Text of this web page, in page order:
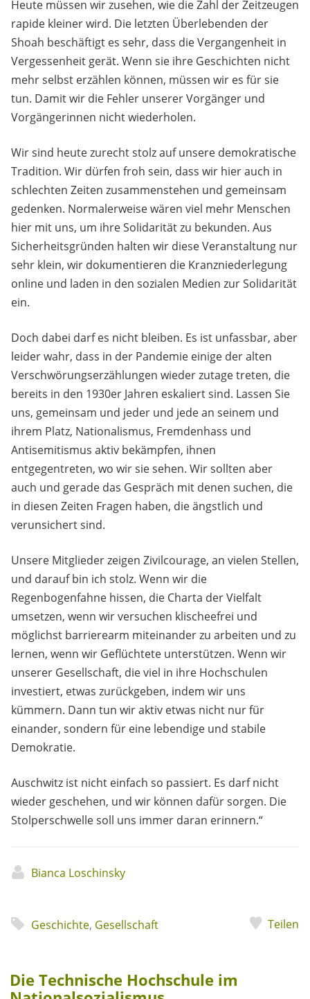
Heute müssen wir zusehen, wie die Zahl der Zeitzeugen
rapide kleiner wird. Die letzten Überlebenden der
Shoah beschäftigt es sehr, dass die Vergangenheit in
Vergessenheit gerät. Wenn sie ihre Geschichten nicht
mehr selbst erzählen können, müssen wir es für sie
tun. Damit wir die Fehler unserer Vorgänger und
Vorgängerinnen nicht wiederholen.
Wir sind heute zurecht stolz auf unsere demokratische
Tradition. Wir dürfen froh sein, dass wir hier auch in
schlechten Zeiten zusammenstehen und gemeinsam
gedenken. Normalerweise wären viel mehr Menschen
hier mit uns, um ihre Solidarität zu bekunden. Aus
Sicherheitsgründen halten wir diese Veranstaltung nur
sehr klein, wir dokumentieren die Kranzniederlegung
online und laden in den sozialen Medien zur Solidarität
ein.
Doch dabei darf es nicht bleiben. Es ist unfassbar, aber
leider wahr, dass in der Pandemie einige der alten
Verschwörungserzählungen wieder zutage treten, die
bereits in den 1930er Jahren eskaliert sind. Lassen Sie
uns, gemeinsam und jeder und jede an seinem und
ihrem Platz, Nationalismus, Fremdenhass und
Antisemitismus aktiv bekämpfen, ihnen
entgegentreten, wo wir sie sehen. Wir sollten aber
auch und gerade das Gespräch mit denen suchen, die
in diesen Zeiten Fragen haben, die ängstlich und
verunsichert sind.
Unsere Mitglieder zeigen Zivilcourage, an vielen Stellen,
und darauf bin ich stolz. Wenn wir die
Regenbogenfahne hissen, die Charta der Vielfalt
umsetzen, wenn wir versuchen klischeefrei und
möglichst barrierearm miteinander zu arbeiten und zu
lernen, wenn wir Geflüchtete unterstützen. Wenn wir
unserer Gesellschaft, die viel in ihre Hochschulen
investiert, etwas zurückgeben, indem wir uns
kümmern. Dann tun wir aktiv etwas nicht nur für
einander, sondern für eine lebendige und stabile
Demokratie.
Auschwitz ist nicht einfach so passiert. Es darf nicht
wieder geschehen, und wir können dafür sorgen. Die
Stolperschwelle soll uns immer daran erinnern.“
Bianca Loschinsky
Geschichte, Gesellschaft Teilen
Die Technische Hochschule im